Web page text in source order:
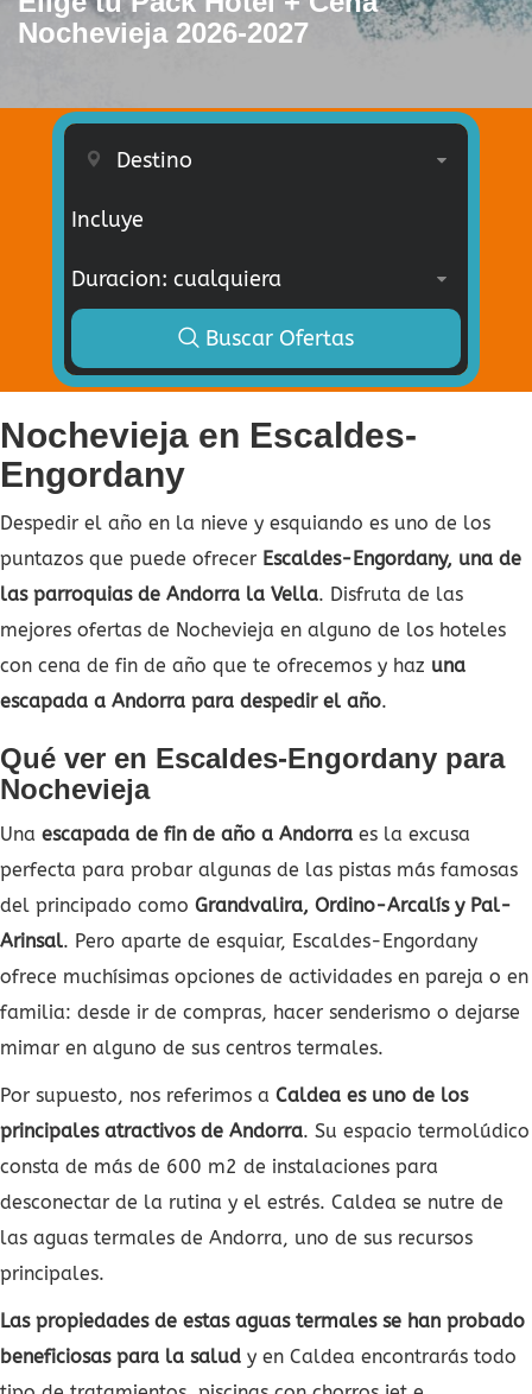
Nochevieja 2026-2027
Incluye
Buscar Ofertas
Nochevieja en Escaldes-
Engordany
Despedir el año en la nieve y esquiando es uno de los
puntazos que puede ofrecer Escaldes-Engordany, una de
las parroquias de Andorra la Vella. Disfruta de las
mejores ofertas de Nochevieja en alguno de los hoteles
con cena de fin de año que te ofrecemos y haz una
escapada a Andorra para despedir el año.
Qué ver en Escaldes-Engordany para
Nochevieja
Una escapada de fin de año a Andorra es la excusa
perfecta para probar algunas de las pistas más famosas
del principado como Grandvalira, Ordino-Arcalís y Pal-
Arinsal. Pero aparte de esquiar, Escaldes-Engordany
ofrece muchísimas opciones de actividades en pareja o en
familia: desde ir de compras, hacer senderismo o dejarse
mimar en alguno de sus centros termales.
Por supuesto, nos referimos a Caldea es uno de los
principales atractivos de Andorra. Su espacio termolúdico
consta de más de 600 m2 de instalaciones para
desconectar de la rutina y el estrés. Caldea se nutre de
las aguas termales de Andorra, uno de sus recursos
principales.
Las propiedades de estas aguas termales se han probado
beneficiosas para la salud y en Caldea encontrarás todo